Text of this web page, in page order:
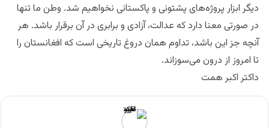
دیگر ابزار پروژه‌های پشتونی و پاکستانی نخواهیم شد. وطن ما تنها
در صورتی معنا دارد که عدالت، آزادی و برابری در آن برقرار باشد. هر
آنچه جز این باشد، تداوم همان دروغ تاریخی است که افغانستان را
تا امروز از درون می‌سوزاند.
داکتر اکبر همت